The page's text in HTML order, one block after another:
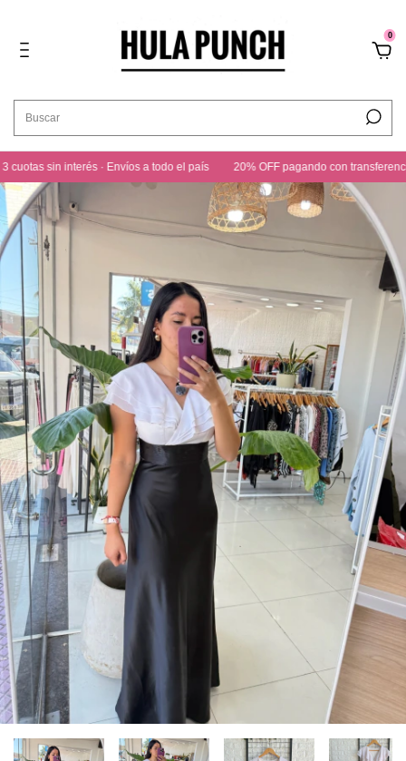
0
sin interés · Envíos a todo el país 20% OFF pagando con